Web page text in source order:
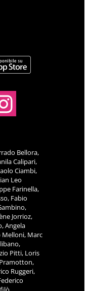
Bellora,
Calipari,
Ciambi,
Leo
Farinella,
Fabio
Jorrioz,
Angela
Melloni, Marc
Pitti, Loris
Ruggeri,